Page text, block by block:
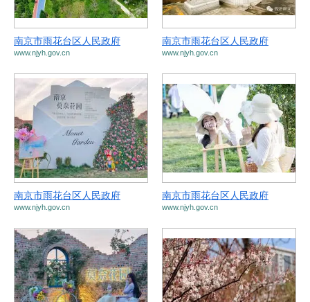
南京市雨花台区人民政府
www.njyh.gov.cn
南京市雨花台区人民政府
www.njyh.gov.cn
南京市雨花台区人民政府
www.njyh.gov.cn
南京市雨花台区人民政府
www.njyh.gov.cn